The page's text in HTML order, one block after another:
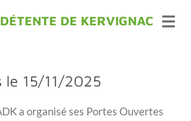
DE KERVIGNAC
le 15/11/2025
a organisé ses Portes Ouvertes